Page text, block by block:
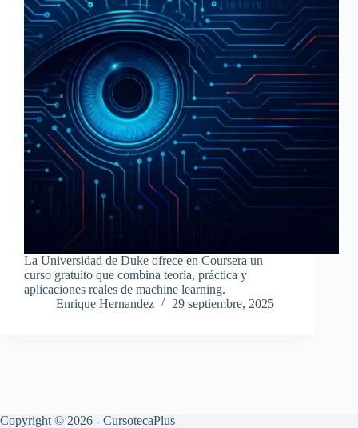
La Universidad de Duke ofrece en Coursera un
curso gratuito que combina teoría, práctica y
aplicaciones reales de machine learning.
Enrique Hernandez
29 septiembre, 2025
Copyright © 2026 - CursotecaPlus